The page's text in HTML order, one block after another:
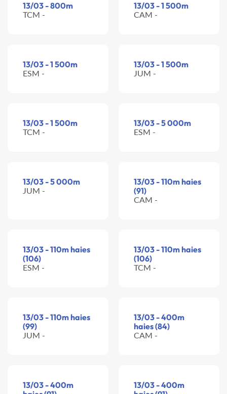
13/03 - 800m
TCM -
13/03 - 1 500m
CAM -
13/03 - 1 500m
ESM -
13/03 - 1 500m
JUM -
13/03 - 1 500m
TCM -
13/03 - 5 000m
ESM -
13/03 - 5 000m
JUM -
13/03 - 110m haies
(91)
CAM -
13/03 - 110m haies
(106)
ESM -
13/03 - 110m haies
(106)
TCM -
13/03 - 110m haies
(99)
JUM -
13/03 - 400m
haies (84)
CAM -
13/03 - 400m
13/03 - 400m